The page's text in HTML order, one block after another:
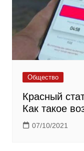
Общество
Красный
Как такое
07/10/2021